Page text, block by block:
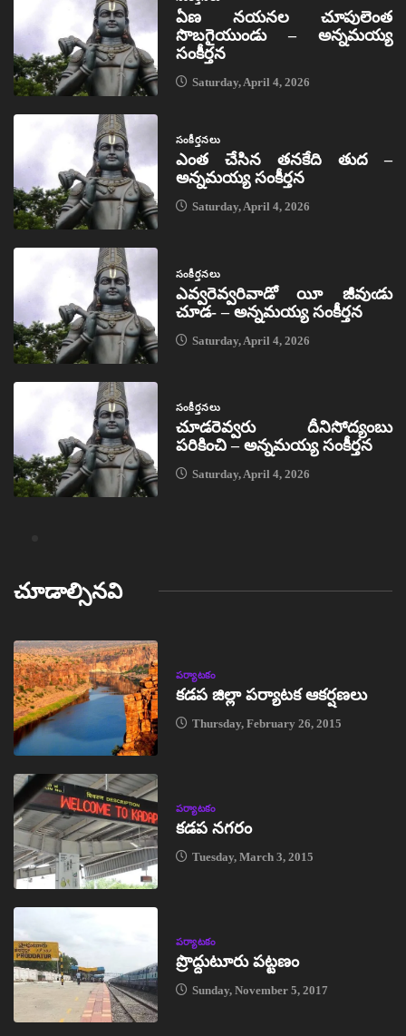
ఏణ నయనల చూపులెంత
సొబగైయుండు – అన్నమయ్య
సంకీర్తన
Saturday, April 4, 2026
సంకీర్తనలు
ఎంత చేసిన తనకేది తుద –
అన్నమయ్య సంకీర్తన
Saturday, April 4, 2026
సంకీర్తనలు
ఎవ్వరెవ్వరివాడో యీ జీవుఁడు
చూడ- – అన్నమయ్య సంకీర్తన
Saturday, April 4, 2026
సంకీర్తనలు
చూడరెవ్వరు దీనిసోద్యంబు
పరికించి – అన్నమయ్య సంకీర్తన
Saturday, April 4, 2026
చూడాల్సినవి
పర్యాటకం
కడప జిల్లా పర్యాటక ఆకర్షణలు
Thursday, February 26, 2015
పర్యాటకం
కడప నగరం
Tuesday, March 3, 2015
పర్యాటకం
ప్రొద్దుటూరు పట్టణం
Sunday, November 5, 2017